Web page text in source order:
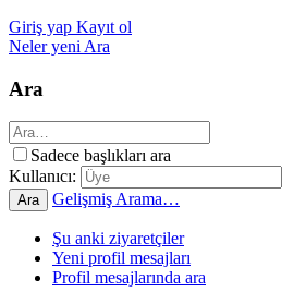
Giriş yap Kayıt ol
Neler yeni Ara
Ara
Sadece başlıkları ara
Kullanıcı:
Ara Gelişmiş Arama…
Şu anki ziyaretçiler
Yeni profil mesajları
Profil mesajlarında ara